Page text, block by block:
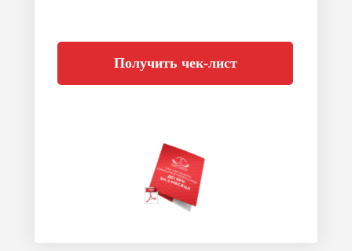
Получить чек-лист